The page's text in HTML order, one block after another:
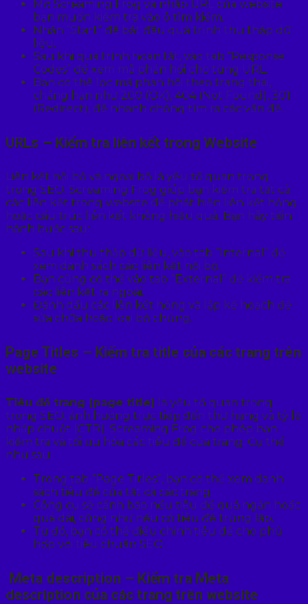
Mở Screaming Frog và nhập URL của website
bạn muốn kiểm tra vào ô tìm kiếm.
Nhấn “Start” để bắt đầu quá trình thu thập dữ
liệu.
Sau khi quá trình hoàn tất, vào tab “Response
Codes” để xem mã phản hồi cho từng URL.
Bạn có thể lọc mã phản hồi theo trạng thái,
chẳng hạn như 200 (OK), 404 (Not Found), 301
(Redirect), để nhanh chóng tìm ra các vấn đề.
URLs – Kiểm tra liên kết trong Website
Liên kết nội bộ và ngoại bộ là yếu tố quan trọng
trong SEO. Screaming Frog giúp bạn kiểm tra tất cả
các liên kết trong website để phát hiện liên kết hỏng
hoặc cấu trúc liên kết không hiệu quả. Bạn hãy tiến
hành bước sau:
Sau khi thu thập dữ liệu, vào tab “Internal” để
xem danh sách các liên kết nội bộ.
Bạn cũng có thể vào tab “External” để kiểm tra
các liên kết ra ngoài.
Đánh dấu các liên kết hỏng và lập kế hoạch để
sửa chữa hoặc loại bỏ chúng.
Page Titles – Kiểm tra title của các trang trên
website
Tiêu đề trang (page title) là yếu tố quan trọng
trong SEO, ảnh hưởng trực tiếp đến thứ hạng và tỷ lệ
nhấp chuột (CTR). Screaming Frog cho phép bạn
kiểm tra và tối ưu hóa các tiêu đề của trang. Cụ thể
như sau:
Trong tab “Page Titles”, bạn có thể xem danh
sách tiêu đề của tất cả các trang.
Công cụ sẽ cảnh báo nếu tiêu đề quá ngắn hoặc
quá dài, cũng như nếu có tiêu đề trùng lặp.
Từ đó, bạn có thể điều chỉnh tiêu đề cho phù
hợp với tiêu chuẩn SEO.
Meta description – Kiểm tra Meta
description của các trang trên website